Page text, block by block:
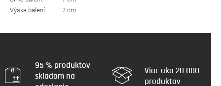
Výška balení: 7 cm
95 % produktov
skladom na
Viac ako 20 000
produktov